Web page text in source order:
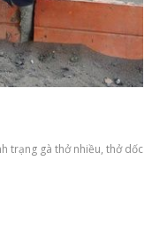
trạng gà thở nhiều, thở dốc